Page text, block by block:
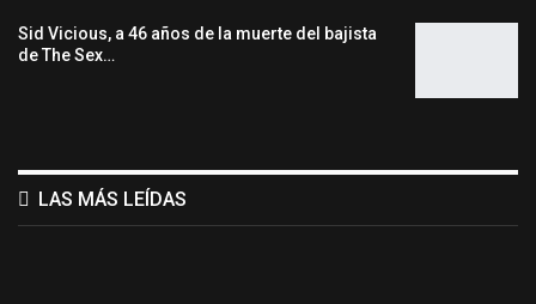
Sid Vicious, a 46 años de la muerte del bajista
de The Sex…
LAS MÁS LEÍDAS